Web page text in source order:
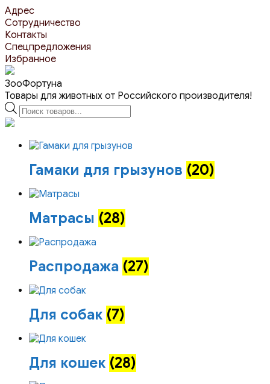
Перейти
к
контенту
Адрес
Сотрудничество
Контакты
Спецпредложения
Избранное
ЗооФортуна
Товары для животных от Российского производителя!
Поиск
товаров
Гамаки для грызунов (20)
Матрасы (28)
Распродажа (27)
Для собак (7)
Для кошек (28)